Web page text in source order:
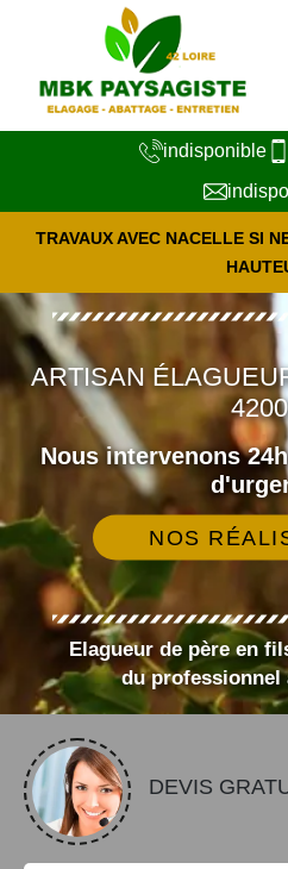
indisponible
TRAVAUX AVEC NACELLE SI
ARTISAN
Nous intervenons
NOS
Elagueur de père en
du professionnel
DEVIS